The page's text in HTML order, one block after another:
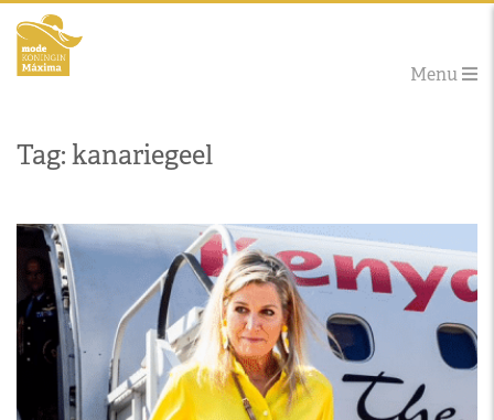
Menu
Tag: kanariegeel